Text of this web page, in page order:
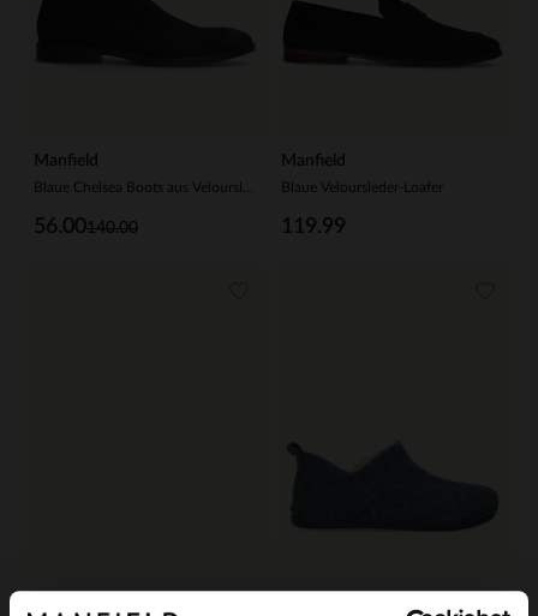
Manfield
140.00
56.00
Manfield
Blaue Veloursleder-Loafer
119.99